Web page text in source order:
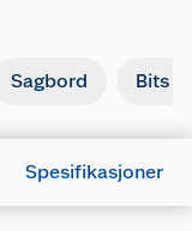
Sagbord Bits
Spesifikasjoner